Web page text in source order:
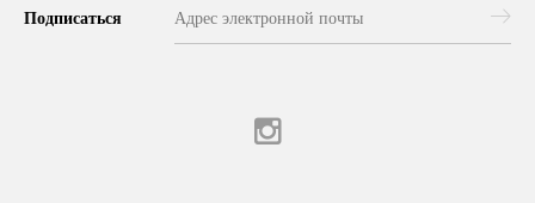
Подписаться